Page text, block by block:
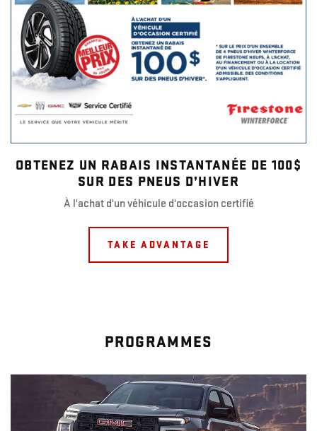
OBTENEZ UN RABAIS INSTANTANÉE DE 100$
SUR DES PNEUS D’HIVER
À l'achat d'un véhicule d'occasion certifié
TAKE ADVANTAGE
PROGRAMMES